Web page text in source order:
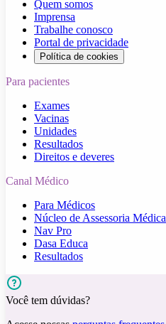
Quem somos
Imprensa
Trabalhe conosco
Portal de privacidade
Política de cookies
Para pacientes
Exames
Vacinas
Unidades
Resultados
Direitos e deveres
Canal Médico
Para Médicos
Núcleo de Assessoria Médica
Nav Pro
Dasa Educa
Resultados
Você tem dúvidas?